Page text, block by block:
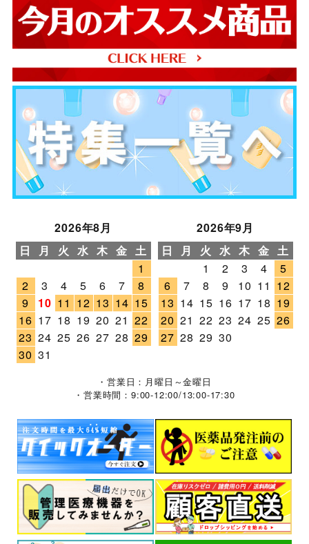
2026年8月
日
月 火 水 木 金 土
1
2
3 4 5 6 7
8
9
10 11 12 13 14 15
16 17 18 19 20 21 22
23 24 25 26 27 28 29
30 31
2026年9月
日
月 火 水 木 金 土
1
2 3 4
5
6
7 8 9 10 11 12
13 14 15 16 17 18 19
20 21 22 23 24 25 26
27 28 29 30
・営業日：月曜日～金曜日
・営業時間：9:00-12:00/13:00-17:30